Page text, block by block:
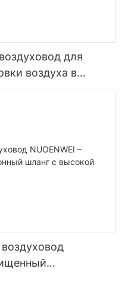
для
воздуха в
для наземного